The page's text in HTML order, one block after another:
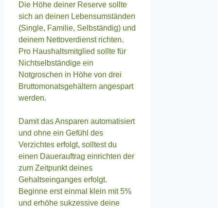
Die Höhe deiner Reserve sollte
sich an deinen Lebensumständen
(Single, Familie, Selbständig) und
deinem Nettoverdienst richten.
Pro Haushaltsmitglied sollte für
Nichtselbständige ein
Notgroschen in Höhe von drei
Bruttomonatsgehältern angespart
werden.
Damit das Ansparen automatisiert
und ohne ein Gefühl des
Verzichtes erfolgt, solltest du
einen Dauerauftrag einrichten der
zum Zeitpunkt deines
Gehaltseinganges erfolgt.
Beginne erst einmal klein mit 5%
und erhöhe sukzessive deine